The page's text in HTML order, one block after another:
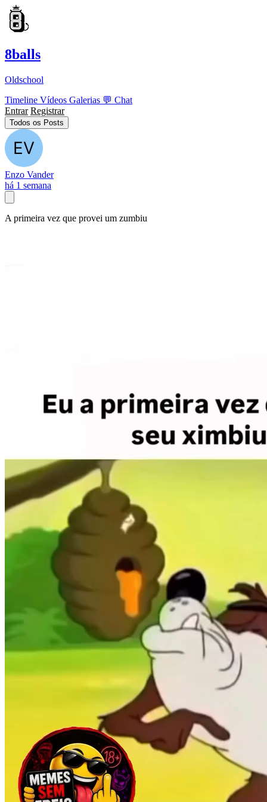
8balls
Oldschool
Timeline Vídeos Galerias 💬 Chat
Entrar Registrar
Todos os Posts
Enzo Vander
há 1 semana
A primeira vez que provei um zumbiu